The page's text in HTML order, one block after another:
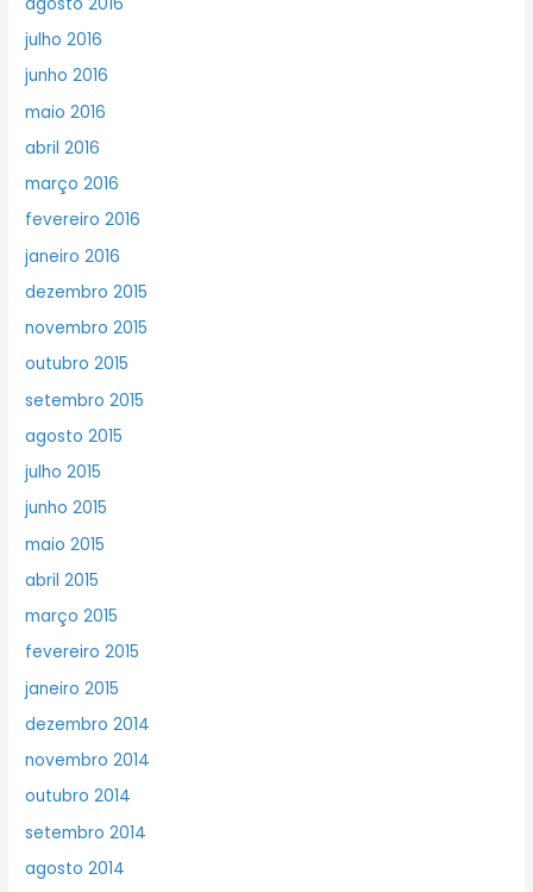
julho 2016
junho 2016
maio 2016
abril 2016
março 2016
fevereiro 2016
janeiro 2016
dezembro 2015
novembro 2015
outubro 2015
setembro 2015
agosto 2015
julho 2015
junho 2015
maio 2015
abril 2015
março 2015
fevereiro 2015
janeiro 2015
dezembro 2014
novembro 2014
outubro 2014
setembro 2014
agosto 2014